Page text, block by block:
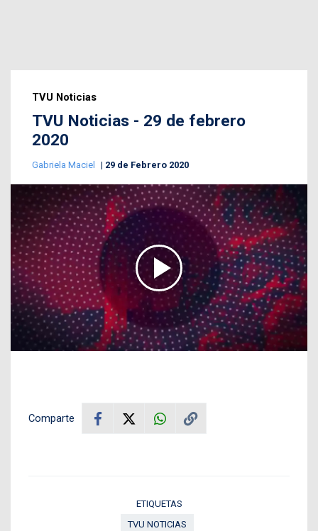
TVU Noticias
TVU Noticias - 29 de febrero
2020
Gabriela Maciel 29 de Febrero 2020
Comparte
ETIQUETAS
TVU NOTICIAS